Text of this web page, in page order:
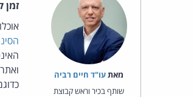
מאת‏עו"ד חיים רביה
שותף בכיר וראש קבוצת
זמן
אוכלוסיית